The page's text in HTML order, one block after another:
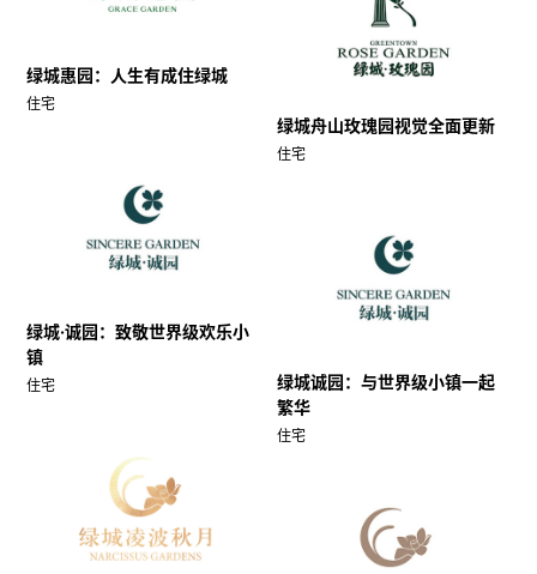
绿城惠园：人生有成住绿城
住宅
绿城舟山玫瑰园视觉全面更新
住宅
绿城·诚园：致敬世界级欢乐小
镇
住宅
绿城诚园：与世界级小镇一起
繁华
住宅